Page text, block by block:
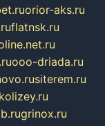
orior-aks.ru
flatnsk.ru
ooo-driada.ru
siterem.ru
grinox.ru